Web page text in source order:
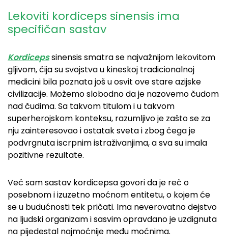
Lekoviti kordiceps sinensis ima
specifičan sastav
Kordicepssinensis smatra se najvažnijom lekovitom
gljivom, čija su svojstva u kineskoj tradicionalnoj
medicini bila poznata još u osvit ove stare azijske
civilizacije. Možemo slobodno da je nazovemo čudom
nad čudima. Sa takvom titulom i u takvom
superherojskom konteksu, razumljivo je zašto se za
nju zainteresovao i ostatak sveta i zbog čega je
podvrgnuta iscrpnim istraživanjima, a sva su imala
pozitivne rezultate.
Već sam sastav kordicepsa govori da je reč o
posebnom i izuzetno moćnom entitetu, o kojem će
se u budućnosti tek pričati. Ima neverovatno dejstvo
na ljudski organizam i sasvim opravdano je uzdignuta
na pijedestal najmoćnije među moćnima.